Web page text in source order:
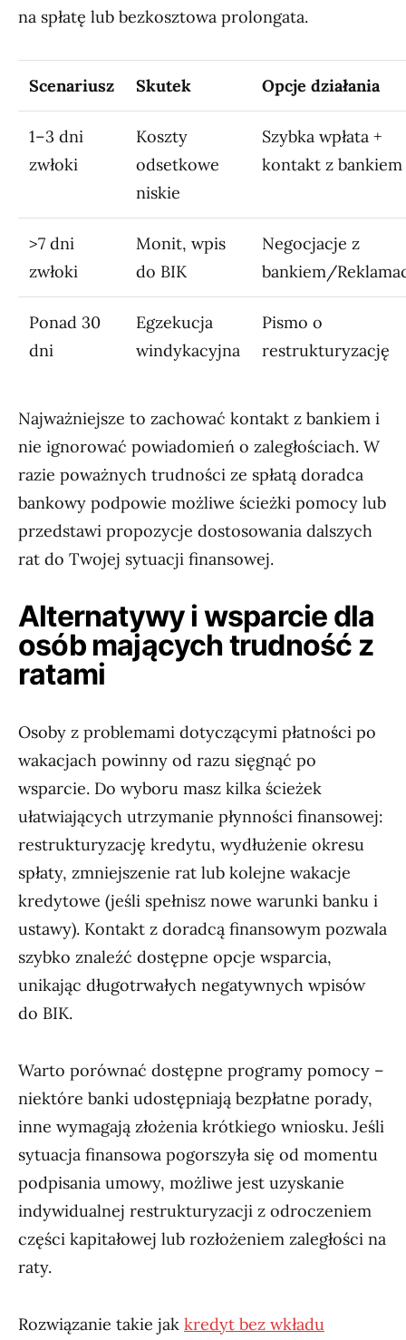
na spłatę lub bezkosztowa prolongata.
Scenariusz Skutek Opcje działania
1–3 dni
zwłoki
Koszty
odsetkowe
niskie
Szybka wpłata +
kontakt z bankiem
>7 dni
zwłoki
Monit, wpis
do BIK
Negocjacje z
bankiem/
Ponad 30
dni
Egzekucja
windykacyjna
Pismo o
restrukturyzację
Najważniejsze to zachować kontakt z bankiem i
nie ignorować powiadomień o zaległościach. W
razie poważnych trudności ze spłatą doradca
bankowy podpowie możliwe ścieżki pomocy lub
przedstawi propozycje dostosowania dalszych
rat do Twojej sytuacji finansowej.
Alternatywy i wsparcie dla
osób mających trudność z
ratami
Osoby z problemami dotyczącymi płatności po
wakacjach powinny od razu sięgnąć po
wsparcie. Do wyboru masz kilka ścieżek
ułatwiających utrzymanie płynności finansowej:
restrukturyzację kredytu, wydłużenie okresu
spłaty, zmniejszenie rat lub kolejne wakacje
kredytowe (jeśli spełnisz nowe warunki banku i
ustawy). Kontakt z doradcą finansowym pozwala
szybko znaleźć dostępne opcje wsparcia,
unikając długotrwałych negatywnych wpisów
do BIK.
Warto porównać dostępne programy pomocy –
niektóre banki udostępniają bezpłatne porady,
inne wymagają złożenia krótkiego wniosku. Jeśli
sytuacja finansowa pogorszyła się od momentu
podpisania umowy, możliwe jest uzyskanie
indywidualnej restrukturyzacji z odroczeniem
części kapitałowej lub rozłożeniem zaległości na
raty.
Rozwiązanie takie jak kredyt bez wkładu